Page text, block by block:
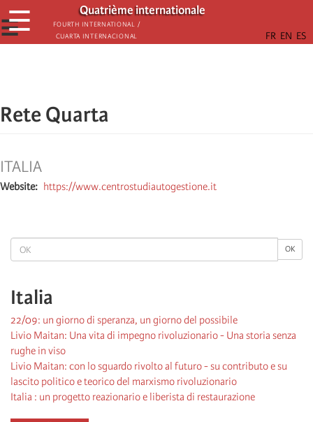
Skip
to
main
Quatrième internationale
Fourth International /
Cuarta Internacional
☰
☰
OK OK
Italia
22/09: un giorno di speranza, un giorno del possibile
Livio Maitan: Una vita di impegno rivoluzionario - Una storia senza
rughe in viso
Livio Maitan: con lo sguardo rivolto al futuro - su contributo e su
lascito politico e teorico del marxismo rivoluzionario
Italia : un progetto reazionario e liberista di restaurazione
Rete Quarta
ITALIA
Website https://www.centrostudiautogestione.it